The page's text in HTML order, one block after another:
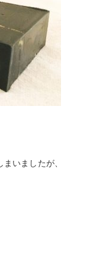
いましたが、